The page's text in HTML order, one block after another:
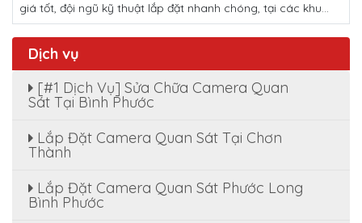
giá tốt, đội ngũ kỹ thuật lắp đặt nhanh chóng, tại các khu...
Dịch vụ
[#1 Dịch Vụ] Sửa Chữa Camera Quan
Sát Tại Bình Phước
Lắp Đặt Camera Quan Sát Tại Chơn
Thành
Lắp Đặt Camera Quan Sát Phước Long
Bình Phước